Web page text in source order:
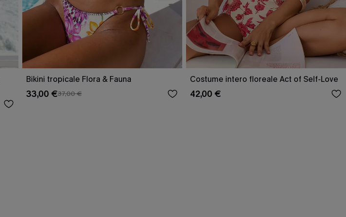
Bikini tropicale Flora & Fauna
33,00 €37,00 €
Costume intero floreale Act of Self-Love
42,00 €